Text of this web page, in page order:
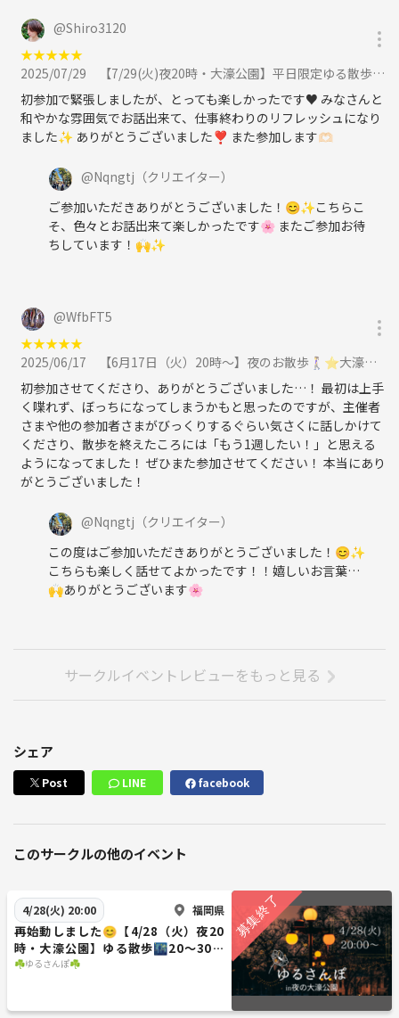
@Shiro3120
★★★★★
2025/07/29
【7/29(火)夜20時・大濠公園】平日限定ゆる散歩🌃20〜30代メイン✨一人参加大歓迎！女性主催🎀に参加
初参加で緊張しましたが、とっても楽しかったです♥️ みなさんと
和やかな雰囲気でお話出来て、仕事終わりのリフレッシュになり
ました✨ ありがとうございました❣️ また参加します🫶🏻
@Nqngtj （クリエイター）
ご参加いただきありがとうございました！😊✨こちらこ
そ、色々とお話出来て楽しかったです🌸 またご参加お待
ちしています！🙌✨
@WfbFT5
★★★★★
2025/06/17
【6月17日（火）20時～】夜のお散歩🚶‍♀️⭐️大濠公園🌳初参加、お一人様大歓迎🙌✨✨に参加
初参加させてくださり、ありがとうございました…！ 最初は上手
く喋れず、ぼっちになってしまうかもと思ったのですが、主催者
さまや他の参加者さまがびっくりするぐらい気さくに話しかけて
くださり、散歩を終えたころには「もう1週したい！」と思える
ようになってました！ ぜひまた参加させてください！ 本当にあり
がとうございました！
@Nqngtj （クリエイター）
この度はご参加いただきありがとうございました！😊✨
こちらも楽しく話せてよかったです！！嬉しいお言葉…
🙌ありがとうございます🌸
サークルイベントレビューをもっと見る
シェア
Post LINE facebook
このサークルの他のイベント
4/28(火) 20:00 福岡県
再始動しました😊【4/28（火）夜20
時・大濠公園】ゆる散歩🌃20〜30代
メイン✨一人参加大歓迎！女性主催🎀
☘️ゆるさんぽ☘️